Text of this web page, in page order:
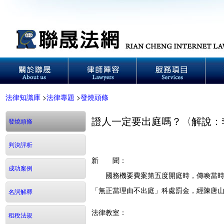
法律知識庫 >法律專題 >發燒頭條
發燒頭條
判決評析
成功案例
名詞解釋
租稅法規
證人一定要出庭嗎？〈解說
新 聞：
國務機要費案第五度開庭時，傳喚當時
「無正當理由不出庭」科處罰金，經陳
法律教室：